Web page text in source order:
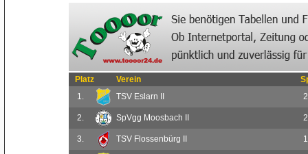
Platz Verein
1.
TSV Eslarn II 2
2. SpVgg Moosbach II 2
3. TSV Flossenbürg II 1